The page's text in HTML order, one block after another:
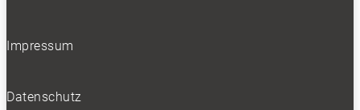
Impressum
Datenschutz